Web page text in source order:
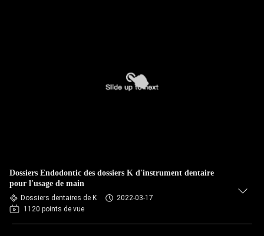
Dossiers Endodontic des dossiers K d'instrument dentaire
pour l'usage de main
Dossiers dentaires de K
2022-03-17
1120 points de vue